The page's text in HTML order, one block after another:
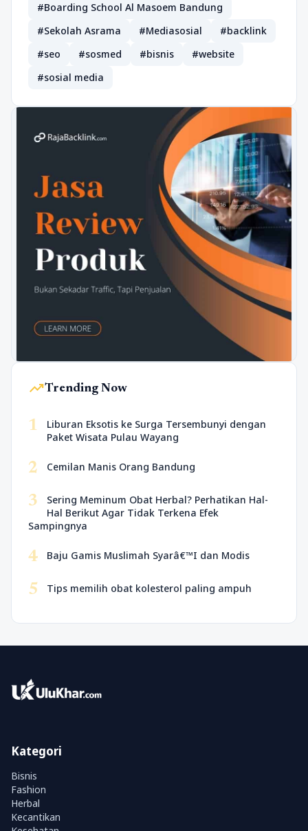
#Boarding School Al Masoem Bandung
#Sekolah Asrama
#Mediasosial
#backlink
#seo
#sosmed #bisnis
#website
#sosial media
trending_upTrending Now
1
Liburan Eksotis ke Surga Tersembunyi dengan
Paket Wisata Pulau Wayang
2 Cemilan Manis Orang Bandung
3
Sering Meminum Obat Herbal? Perhatikan Hal-
Hal Berikut Agar Tidak Terkena Efek
Sampingnya
4 Baju Gamis Muslimah Syarâ€™I dan Modis
5 Tips memilih obat kolesterol paling ampuh
Kategori
Bisnis
Fashion
Herbal
Kecantikan